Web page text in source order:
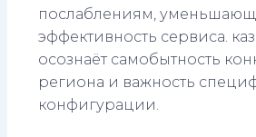
послаблениям,
эффективность сервиса.
осознаёт самобытность
региона и важность
конфигурации.